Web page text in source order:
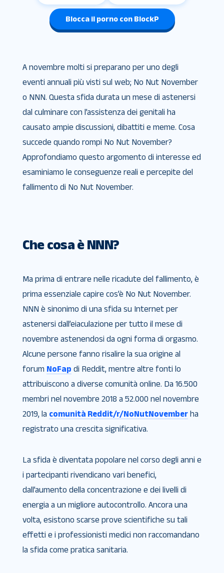
Blocca il porno con BlockP
A novembre molti si preparano per uno degli
eventi annuali più visti sul web; No Nut November
o NNN. Questa sfida durata un mese di astenersi
dal culminare con l’assistenza dei genitali ha
causato ampie discussioni, dibattiti e meme. Cosa
succede quando rompi No Nut November?
Approfondiamo questo argomento di interesse ed
esaminiamo le conseguenze reali e percepite del
fallimento di No Nut November.
Che cosa è NNN?
Ma prima di entrare nelle ricadute del fallimento, è
prima essenziale capire cos’è No Nut November.
NNN è sinonimo di una sfida su Internet per
astenersi dall’eiaculazione per tutto il mese di
novembre astenendosi da ogni forma di orgasmo.
Alcune persone fanno risalire la sua origine al
forum NoFap di Reddit, mentre altre fonti lo
attribuiscono a diverse comunità online. Da 16.500
membri nel novembre 2018 a 52.000 nel novembre
2019, la comunità Reddit/r/NoNutNovemberha
registrato una crescita significativa.
La sfida è diventata popolare nel corso degli anni e
i partecipanti rivendicano vari benefici,
dall’aumento della concentrazione e dei livelli di
energia a un migliore autocontrollo. Ancora una
volta, esistono scarse prove scientifiche su tali
effetti e i professionisti medici non raccomandano
la sfida come pratica sanitaria.